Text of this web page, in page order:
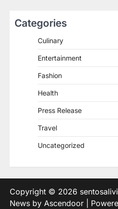
Categories
Culinary
Entertainment
Fashion
Health
Press Release
Travel
Uncategorized
Copyright © 2026
News by Ascendoor |